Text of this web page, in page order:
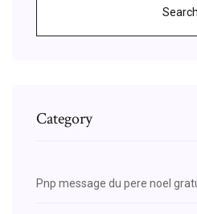
Search
Category
Pnp message du pere noel